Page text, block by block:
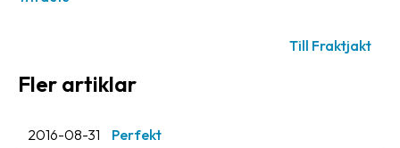
Streckkodsläsare
Till Fraktjakt
Fler artiklar
2016-08-31 Perfekt